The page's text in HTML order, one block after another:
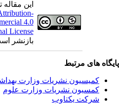
این
Attribution-
4.0
License
بازنشر
های مرتبط
کمیسیون نشریات وزارت
کمسیون نشریات وزارت علوم
شرکت یکتاوب